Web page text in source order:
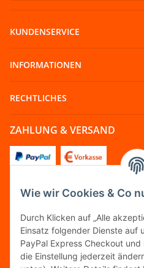
Wie wir Cookies & Co
Durch Klicken auf „Alle
Einsatz folgender Dienste auf
PayPal Express Checkout
die Einstellung jederzeit
KUNDENSERVICE
INFORMATIONEN
RECHTLICHES
ZAHLUNG & VERSAND
FOLGT UNS